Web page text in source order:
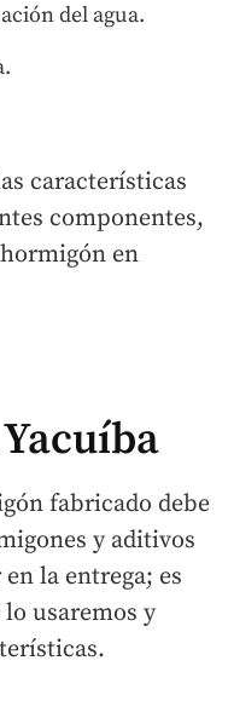
del agua.
características
componentes,
en
fabricado debe
y aditivos
la entrega; es
usaremos y